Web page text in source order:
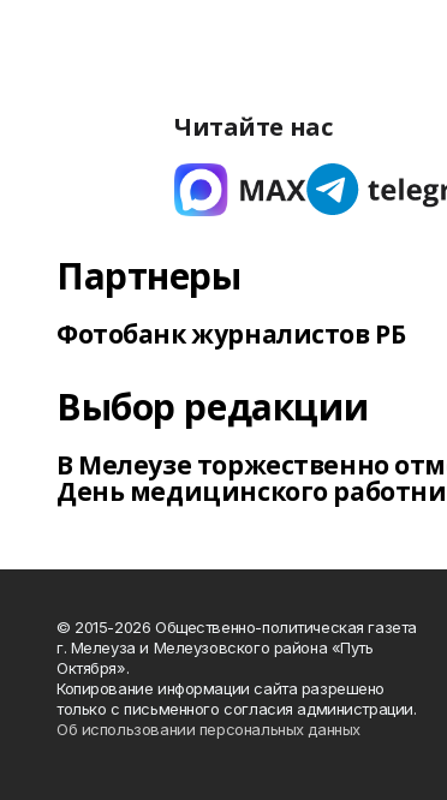
Читайте нас
Партнеры
Фотобанк журналистов РБ
Выбор редакции
В Мелеузе торжественно
День медицинского
© 2015-2026 Общественно-политическая газета
г. Мелеуза и Мелеузовского района «Путь
Октября».
Копирование информации сайта разрешено
только с письменного согласия администрации.
Об использовании персональных данных